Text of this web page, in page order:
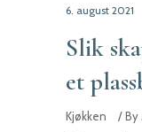
6. august 2021
Slik
et
Kjøkken By